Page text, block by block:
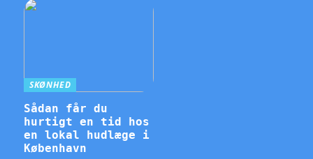
SKØNHED
Sådan får du
hurtigt en tid hos
en lokal hudlæge i
København